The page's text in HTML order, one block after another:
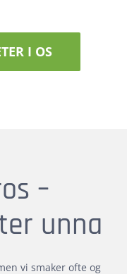
I OS
–
unna
vi smaker ofte og